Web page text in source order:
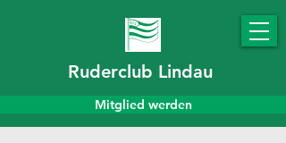
Ruderclub Lindau
Mitglied werden